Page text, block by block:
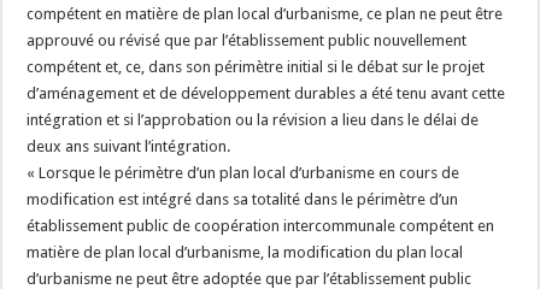
compétent en matière de plan local d’urbanisme, ce plan ne peut être
approuvé ou révisé que par l’établissement public nouvellement
compétent et, ce, dans son périmètre initial si le débat sur le projet
d’aménagement et de développement durables a été tenu avant cette
intégration et si l’approbation ou la révision a lieu dans le délai de
deux ans suivant l’intégration.
« Lorsque le périmètre d’un plan local d’urbanisme en cours de
modification est intégré dans sa totalité dans le périmètre d’un
établissement public de coopération intercommunale compétent en
matière de plan local d’urbanisme, la modification du plan local
d’urbanisme ne peut être adoptée que par l’établissement public